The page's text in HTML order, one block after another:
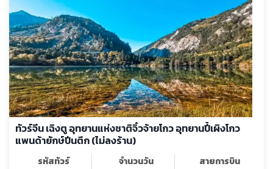
ทัวร์จีน เฉิงตู อุทยานแห่งชาติจิ๋วจ้ายโกว อุทยานปี้เผิงโกว
แพนด้ายักษ์ปีนตึก (ไม่ลงร้าน)
รหัสทัวร์
จำนวนวัน
สายการบิน